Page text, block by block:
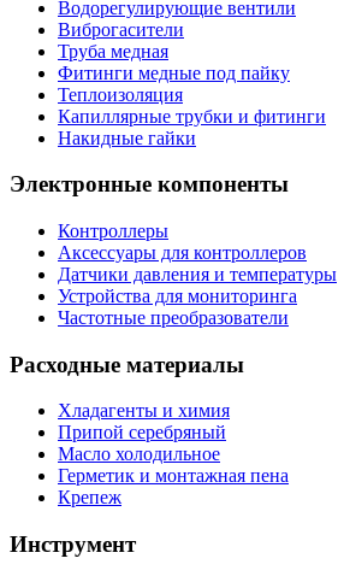
Водорегулирующие вентили
Виброгасители
Труба медная
Фитинги медные под пайку
Теплоизоляция
Капиллярные трубки и фитинги
Накидные гайки
Электронные компоненты
Контроллеры
Аксессуары для контроллеров
Датчики давления и температуры
Устройства для мониторинга
Частотные преобразователи
Расходные материалы
Хладагенты и химия
Припой серебряный
Масло холодильное
Герметик и монтажная пена
Крепеж
Инструмент